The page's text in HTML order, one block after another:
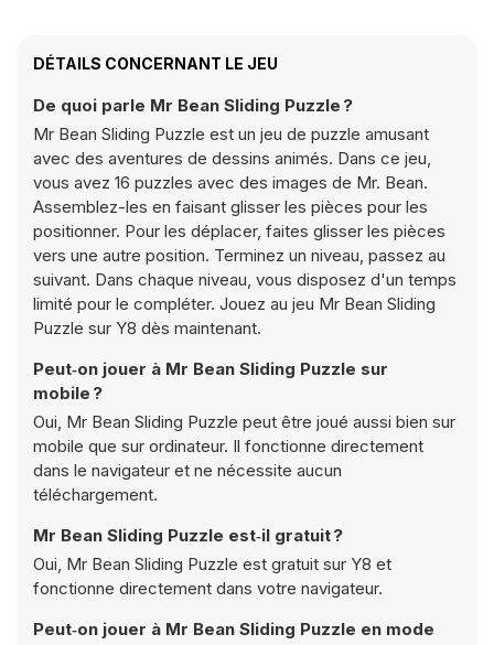
DÉTAILS CONCERNANT LE JEU
De quoi parle Mr Bean Sliding Puzzle ?
Mr Bean Sliding Puzzle est un jeu de puzzle amusant
avec des aventures de dessins animés. Dans ce jeu,
vous avez 16 puzzles avec des images de Mr. Bean.
Assemblez-les en faisant glisser les pièces pour les
positionner. Pour les déplacer, faites glisser les pièces
vers une autre position. Terminez un niveau, passez au
suivant. Dans chaque niveau, vous disposez d'un temps
limité pour le compléter. Jouez au jeu Mr Bean Sliding
Puzzle sur Y8 dès maintenant.
Peut‑on jouer à Mr Bean Sliding Puzzle sur
mobile ?
Oui, Mr Bean Sliding Puzzle peut être joué aussi bien sur
mobile que sur ordinateur. Il fonctionne directement
dans le navigateur et ne nécessite aucun
téléchargement.
Mr Bean Sliding Puzzle est‑il gratuit ?
Oui, Mr Bean Sliding Puzzle est gratuit sur Y8 et
fonctionne directement dans votre navigateur.
Peut‑on jouer à Mr Bean Sliding Puzzle en mode